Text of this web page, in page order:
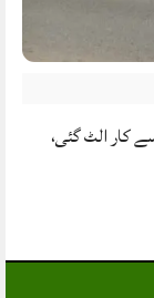
کار الٹ گئی،